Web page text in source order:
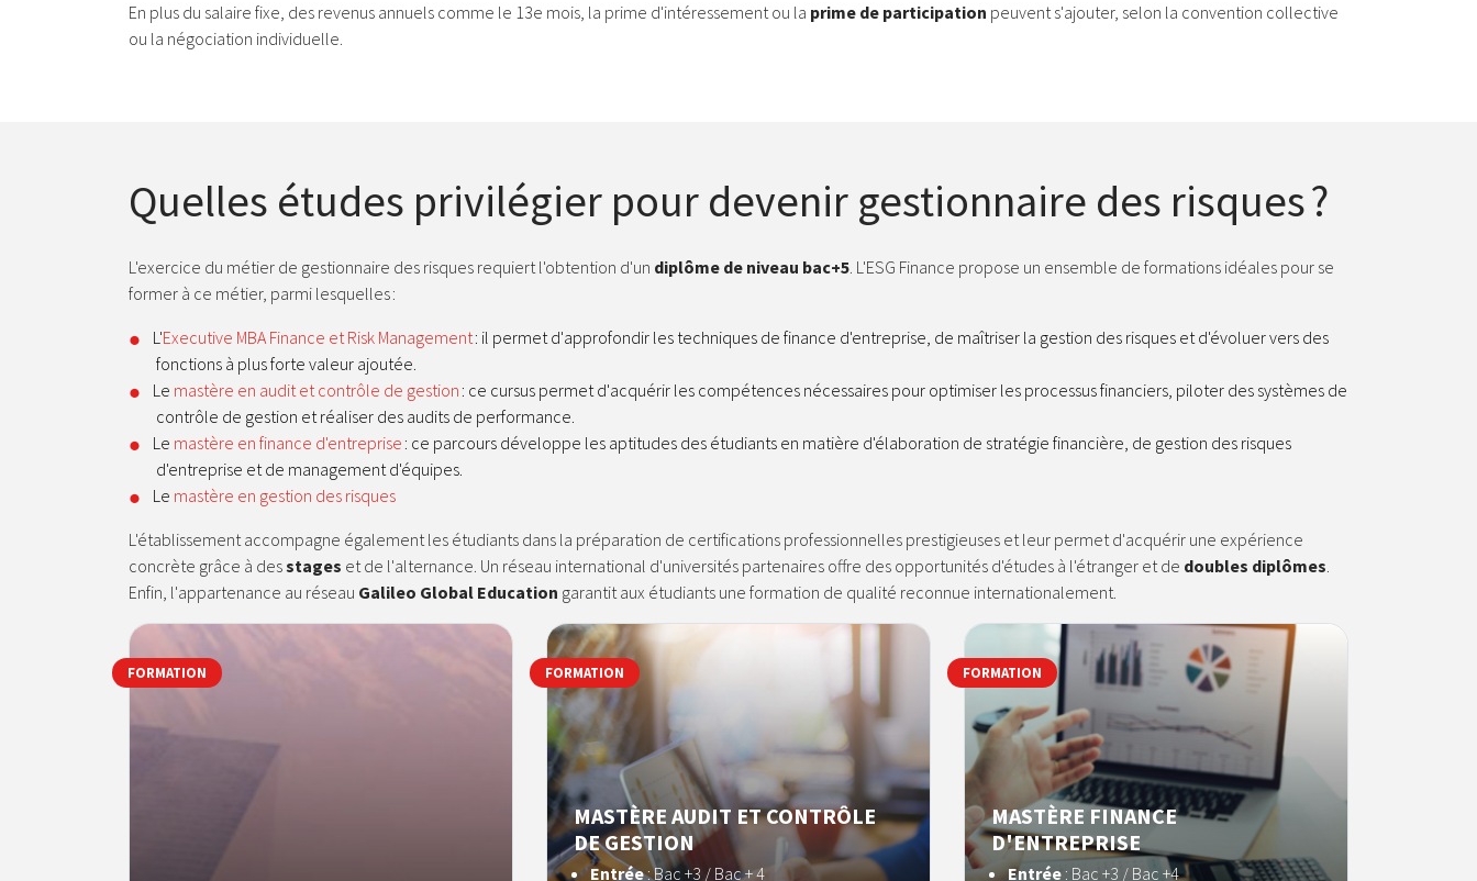
En plus du salaire fixe, des revenus annuels comme le 13e mois, la prime d'intéressement ou la prime de participation peuvent s'ajouter, selon la convention collective
ou la négociation individuelle.
Quelles études privilégier pour devenir gestionnaire des risques ?
L'exercice du métier de gestionnaire des risques requiert l'obtention d'un diplôme de niveau bac+5. L'ESG Finance propose un ensemble de formations idéales pour se
former à ce métier, parmi lesquelles :
L'Executive MBA Finance et Risk Management: il permet d'approfondir les techniques de finance d'entreprise, de maîtriser la gestion des risques et d'évoluer vers des
fonctions à plus forte valeur ajoutée.
Le mastère en audit et contrôle de gestion : ce cursus permet d'acquérir les compétences nécessaires pour optimiser les processus financiers, piloter des systèmes de
contrôle de gestion et réaliser des audits de performance.
Le mastère en finance d'entreprise : ce parcours développe les aptitudes des étudiants en matière d'élaboration de stratégie financière, de gestion des risques
d'entreprise et de management d'équipes.
Le mastère en gestion des risques
L'établissement accompagne également les étudiants dans la préparation de certifications professionnelles prestigieuses et leur permet d'acquérir une expérience
concrète grâce à desstages et de l'alternance. Un réseau international d'universités partenaires offre des opportunités d'études à l'étranger et de doubles diplômes.
Enfin, l'appartenance au réseau Galileo Global Education garantit aux étudiants une formation de qualité reconnue internationalement.
FORMATION
MASTÈRE AUDIT ET CONTRÔLE
DE GESTION
Entrée: Bac +3 / Bac + 4
FORMATION
MASTÈRE FINANCE
D'ENTREPRISE
Entrée : Bac +3 / Bac +4
FORMATION